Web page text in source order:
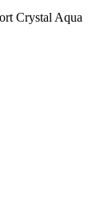
Crystal Aqua